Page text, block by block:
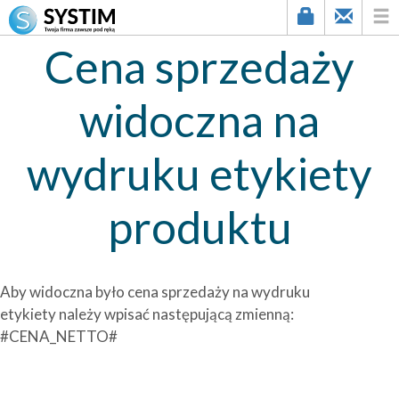
Cena sprzedaży
widoczna na
wydruku etykiety
produktu
Aby widoczna było cena sprzedaży na wydruku
etykiety należy wpisać następującą zmienną:
#CENA_NETTO#